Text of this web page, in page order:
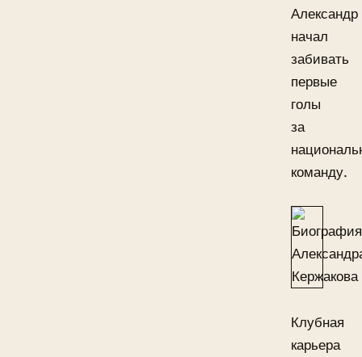
Александр
начал
забивать
первые
голы
за
команду.
Клубная
карьера